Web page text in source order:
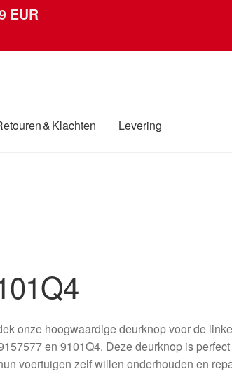
EUR
& Klachten Levering
onze hoogwaardige deurknop voor de
en 9101Q4. Deze deurknop is
voertuigen zelf willen onderhouden en